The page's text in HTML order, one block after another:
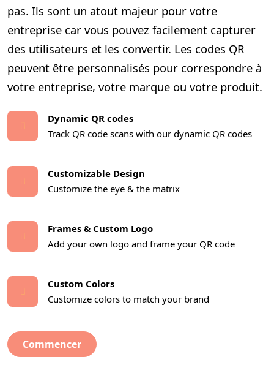
pas. Ils sont un atout majeur pour votre
entreprise car vous pouvez facilement capturer
des utilisateurs et les convertir. Les codes QR
peuvent être personnalisés pour correspondre à
votre entreprise, votre marque ou votre produit.
Dynamic QR codes
Track QR code scans with our dynamic QR codes
Customizable Design
Customize the eye & the matrix
Frames & Custom Logo
Add your own logo and frame your QR code
Custom Colors
Customize colors to match your brand
Commencer